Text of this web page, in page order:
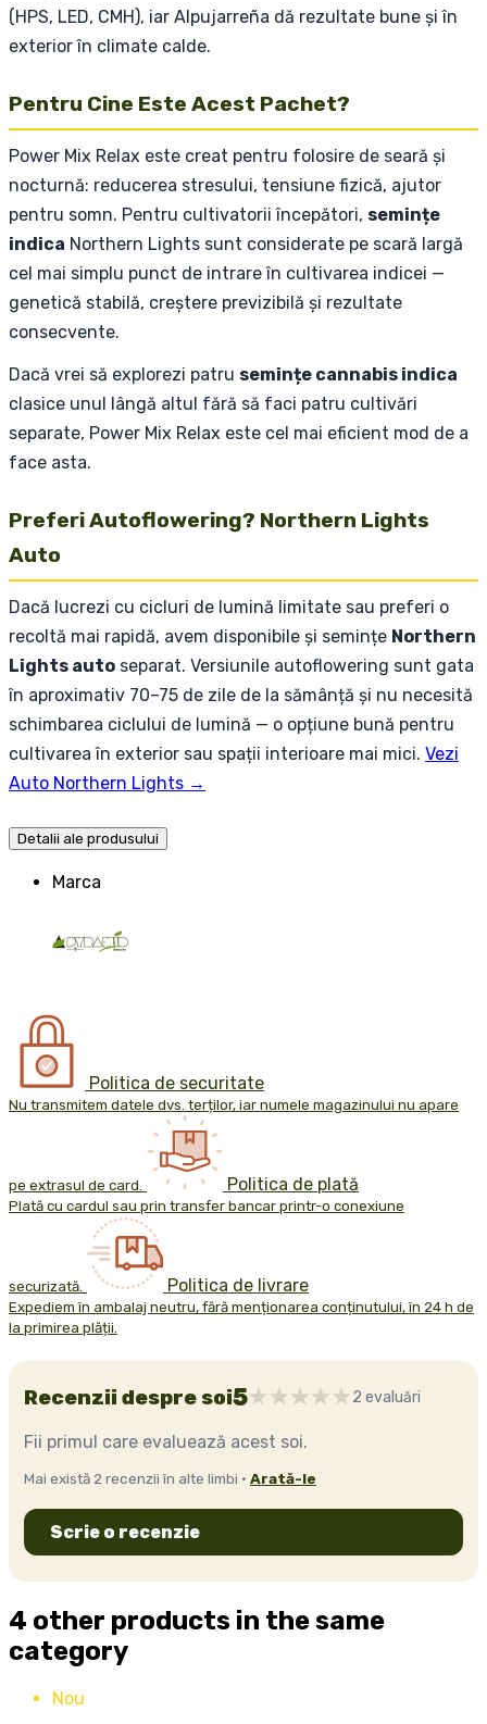
(HPS, LED, CMH), iar Alpujarreña dă rezultate bune și în
exterior în climate calde.
Pentru Cine Este Acest Pachet?
Power Mix Relax este creat pentru folosire de seară și
nocturnă: reducerea stresului, tensiune fizică, ajutor
pentru somn. Pentru cultivatorii începători, semințe
indica Northern Lights sunt considerate pe scară largă
cel mai simplu punct de intrare în cultivarea indicei —
genetică stabilă, creștere previzibilă și rezultate
consecvente.
Dacă vrei să explorezi patru semințe cannabis indica
clasice unul lângă altul fără să faci patru cultivări
separate, Power Mix Relax este cel mai eficient mod de a
face asta.
Preferi Autoflowering? Northern Lights
Auto
Dacă lucrezi cu cicluri de lumină limitate sau preferi o
recoltă mai rapidă, avem disponibile și semințe Northern
Lights auto separat. Versiunile autoflowering sunt gata
în aproximativ 70–75 de zile de la sămânță și nu necesită
schimbarea ciclului de lumină — o opțiune bună pentru
cultivarea în exterior sau spații interioare mai mici. Vezi
Auto Northern Lights →
Detalii ale produsului
Marca
Politica de securitate
Nu transmitem datele dvs. terților, iar numele magazinului nu apare
pe extrasul de card. Politica de plată
Plată cu cardul sau prin transfer bancar printr-o conexiune
securizată. Politica de livrare
Expediem în ambalaj neutru, fără menționarea conținutului, în 24 h de
la primirea plății.
Recenzii despre soi5 2 evaluări
Fii primul care evaluează acest soi.
Mai există 2 recenzii în alte limbi · Arată-le
Scrie o recenzie
4 other products in the same
category
Nou